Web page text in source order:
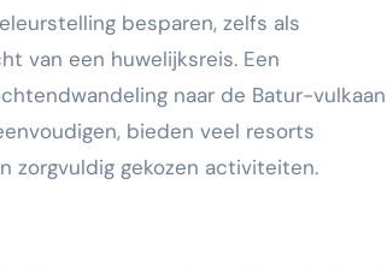
besparen, zelfs als
van een huwelijksreis. Een
naar de Batur-
bieden veel resorts
zorgvuldig gekozen activiteiten.